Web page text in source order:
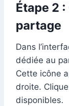
Étape 2
partage
Dans
dédiée au
Cette icône
droite.
disponibles.